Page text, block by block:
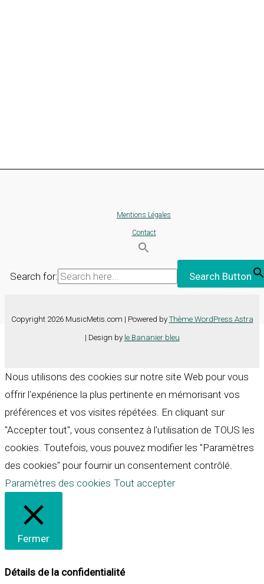
Mentions Légales
Contact
Search for: Search Button
Copyright 2026 MusicMetis.com | Powered by Thème WordPress Astra
| Design by le Bananier bleu
Nous utilisons des cookies sur notre site Web pour vous
offrir l'expérience la plus pertinente en mémorisant vos
préférences et vos visites répétées. En cliquant sur
"Accepter tout", vous consentez à l'utilisation de TOUS les
cookies. Toutefois, vous pouvez modifier les "Paramètres
des cookies" pour fournir un consentement contrôlé.
Paramètres des cookies Tout accepter
Fermer
Détails de la confidentialité